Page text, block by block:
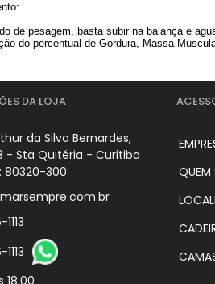
de pesagem, basta subir na balança e
do percentual de Gordura, Massa
DA LOJA
da Silva Bernardes,
- Sta Quitéria - Curitiba
80320-300
18:00
QUEM